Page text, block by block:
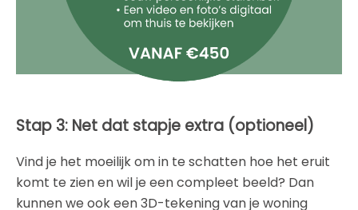
Stap 3: Net dat stapje extra (optioneel)
Vind je het moeilijk om in te schatten hoe het eruit
komt te zien en wil je een compleet beeld? Dan
kunnen we ook een 3D-tekening van je woning